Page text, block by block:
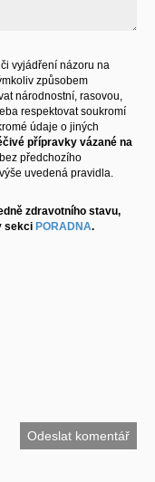
vyjádření názoru na
způsobem
národnostní, rasovou,
respektovat soukromí
údaje o jiných
přípravky vázané na
předchozího
uvedená pravidla.
zdravotního stavu,
sekci PORADNA.